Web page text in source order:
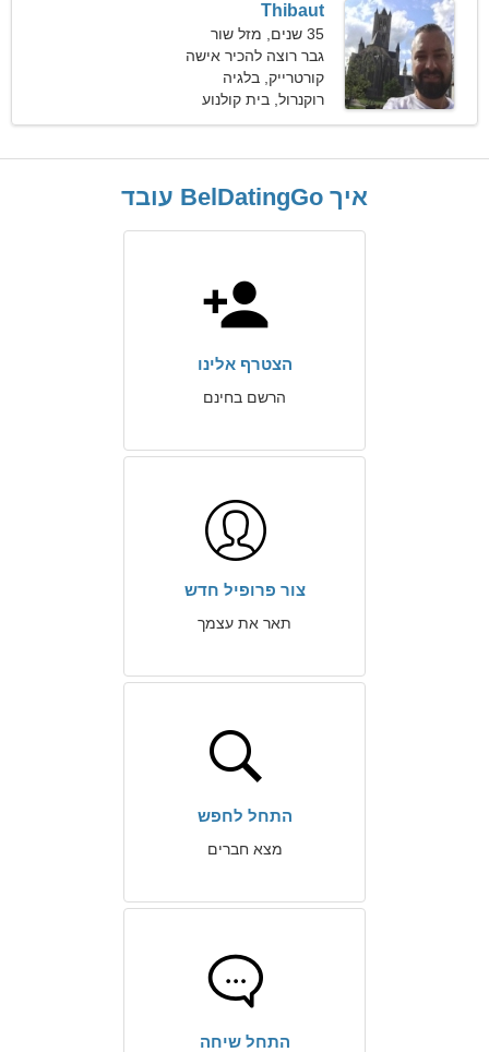
Thibaut
35 שנים, מזל שור
גבר רוצה להכיר אישה
קורטרייק, בלגיה
רוקנרול, בית קולנוע
איך BelDatingGo עובד
הצטרף אלינו
הרשם בחינם
צור פרופיל חדש
תאר את עצמך
התחל לחפש
מצא חברים
התחל שיחה